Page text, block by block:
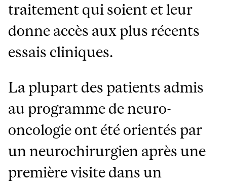
traitement qui soient et leur
donne accès aux plus récents
essais cliniques.
La plupart des patients admis
au programme de neuro-
oncologie ont été orientés par
un neurochirurgien après une
première visite dans un